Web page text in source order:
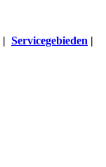
| Servicegebieden |